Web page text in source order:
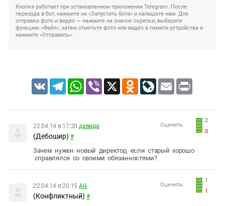
Кнопка работает при установленном приложении Telegram. После
перехода в бот, нажмите на «Запустить бота» и напишите нам. Для
отправки фото и видео — нажмите на значок скрепки, выберите
функцию «Файл», затем отметьте фото или видео в памяти устройства и
нажмите «Отправить».
VK TelegramWhatsApp
Viber X Odnoklassniki
LiveJournal
Email Print
2
0
Оценить:
22.04.14 в 17:20 давида
(Дебошир) #
Зачем нужен новый директор, если старый хорошо
справлялся со своими обязанностями?
1
1
Оценить:
22.04.14 в 20:15 Alii
(Конфликтный) #